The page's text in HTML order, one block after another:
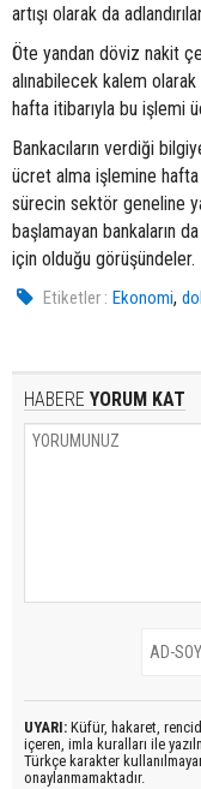
artışı olarak da
Öte yandan döviz nakit
alınabilecek kalem olarak
hafta itibarıyla bu işlemi
Bankacıların verdiği
ücret alma işlemine hafta
sürecin sektör geneline
başlamayan bankaların
için olduğu görüşündeler.
Etiketler : Ekonomi,
HABERE YORUM KAT
UYARI: Küfür, hakaret,
içeren, imla kuralları ile
Türkçe karakter
onaylanmamaktadır.